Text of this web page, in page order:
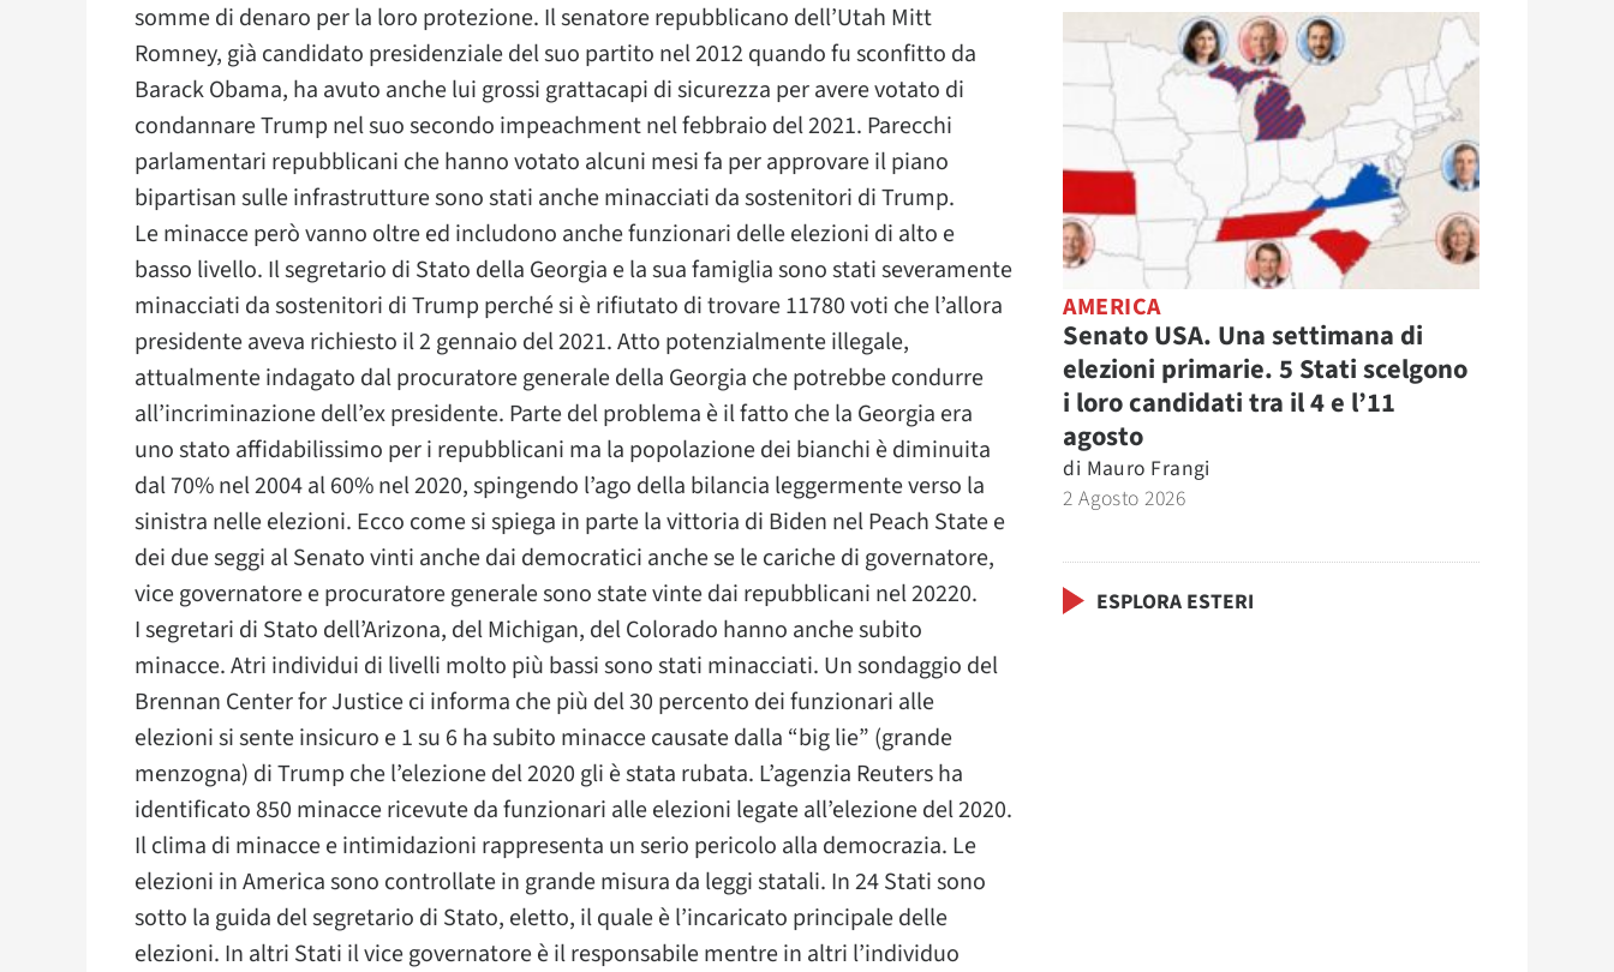
somme di denaro per la loro protezione. Il senatore repubblicano dell’Utah Mitt
Romney, già candidato presidenziale del suo partito nel 2012 quando fu sconfitto da
Barack Obama, ha avuto anche lui grossi grattacapi di sicurezza per avere votato di
condannare Trump nel suo secondo impeachment nel febbraio del 2021. Parecchi
parlamentari repubblicani che hanno votato alcuni mesi fa per approvare il piano
bipartisan sulle infrastrutture sono stati anche minacciati da sostenitori di Trump.
Le minacce però vanno oltre ed includono anche funzionari delle elezioni di alto e
basso livello. Il segretario di Stato della Georgia e la sua famiglia sono stati severamente
minacciati da sostenitori di Trump perché si è rifiutato di trovare 11780 voti che l’allora
presidente aveva richiesto il 2 gennaio del 2021. Atto potenzialmente illegale,
attualmente indagato dal procuratore generale della Georgia che potrebbe condurre
all’incriminazione dell’ex presidente. Parte del problema è il fatto che la Georgia era
uno stato affidabilissimo per i repubblicani ma la popolazione dei bianchi è diminuita
dal 70% nel 2004 al 60% nel 2020, spingendo l’ago della bilancia leggermente verso la
sinistra nelle elezioni. Ecco come si spiega in parte la vittoria di Biden nel Peach State e
dei due seggi al Senato vinti anche dai democratici anche se le cariche di governatore,
vice governatore e procuratore generale sono state vinte dai repubblicani nel 20220.
I segretari di Stato dell’Arizona, del Michigan, del Colorado hanno anche subito
minacce. Atri individui di livelli molto più bassi sono stati minacciati. Un sondaggio del
Brennan Center for Justice ci informa che più del 30 percento dei funzionari alle
elezioni si sente insicuro e 1 su 6 ha subito minacce causate dalla “big lie” (grande
menzogna) di Trump che l’elezione del 2020 gli è stata rubata. L’agenzia Reuters ha
identificato 850 minacce ricevute da funzionari alle elezioni legate all’elezione del 2020.
Il clima di minacce e intimidazioni rappresenta un serio pericolo alla democrazia. Le
elezioni in America sono controllate in grande misura da leggi statali. In 24 Stati sono
sotto la guida del segretario di Stato, eletto, il quale è l’incaricato principale delle
elezioni. In altri Stati il vice governatore è il responsabile mentre in altri l’individuo
AMERICA
Senato USA. Una settimana di
elezioni primarie. 5 Stati scelgono
i loro candidati tra il 4 e l’11
agosto
di Mauro Frangi
2 Agosto 2026
ESPLORA ESTERI